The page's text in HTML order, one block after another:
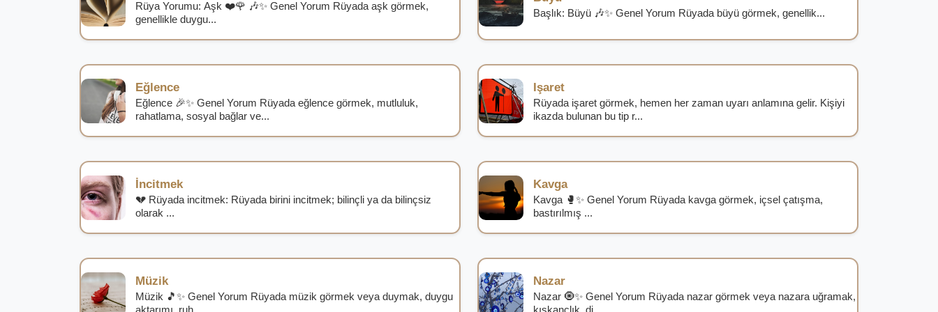
Rüya Yorumu: Aşk ❤️🌹 🎶✨ Genel Yorum Rüyada aşk görmek,
genellikle duygu...
Başlık: Büyü 🎶✨ Genel Yorum Rüyada büyü görmek, genellik...
Eğlence
Eğlence 🎉✨ Genel Yorum Rüyada eğlence görmek, mutluluk,
rahatlama, sosyal bağlar ve...
Işaret
Rüyada işaret görmek, hemen her zaman uyarı anlamına gelir. Kişiyi
ikazda bulunan bu tip r...
İncitmek
💔 Rüyada incitmek: Rüyada birini incitmek; bilinçli ya da bilinçsiz
olarak ...
Kavga
Kavga 🥊✨ Genel Yorum Rüyada kavga görmek, içsel çatışma,
bastırılmış ...
Müzik
Müzik 🎵✨ Genel Yorum Rüyada müzik görmek veya duymak, duygu
Nazar
Nazar 🧿✨ Genel Yorum Rüyada nazar görmek veya nazara uğramak,